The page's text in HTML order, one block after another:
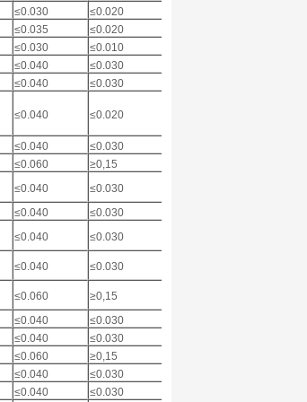
≤0.030 ≤0.020
≤0.035 ≤0.020
≤0.030 ≤0.010
≤0.040 ≤0.030
≤0.040 ≤0.030
≤0.040 ≤0.020
≤0.040 ≤0.030
≤0.060 ≥0,15
≤0.040 ≤0.030
≤0.040 ≤0.030
≤0.040 ≤0.030
≤0.040 ≤0.030
≤0.060 ≥0,15
≤0.040 ≤0.030
≤0.040 ≤0.030
≤0.060 ≥0,15
≤0.040 ≤0.030
≤0.040 ≤0.030